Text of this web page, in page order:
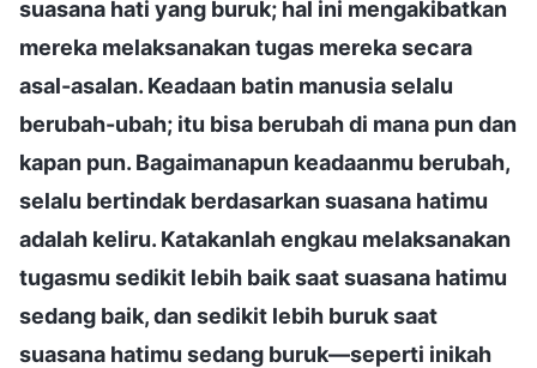
suasana hati yang buruk; hal ini mengakibatkan
mereka melaksanakan tugas mereka secara
asal-asalan. Keadaan batin manusia selalu
berubah-ubah; itu bisa berubah di mana pun dan
kapan pun. Bagaimanapun keadaanmu berubah,
selalu bertindak berdasarkan suasana hatimu
adalah keliru. Katakanlah engkau melaksanakan
tugasmu sedikit lebih baik saat suasana hatimu
sedang baik, dan sedikit lebih buruk saat
suasana hatimu sedang buruk—seperti inikah